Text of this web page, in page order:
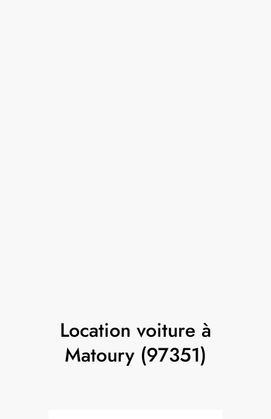
Location voiture à
Matoury (97351)